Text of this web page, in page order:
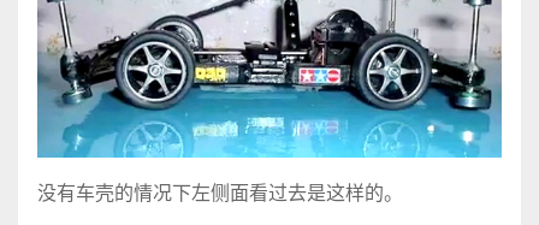
没有车壳的情况下左侧面看过去是这样的。